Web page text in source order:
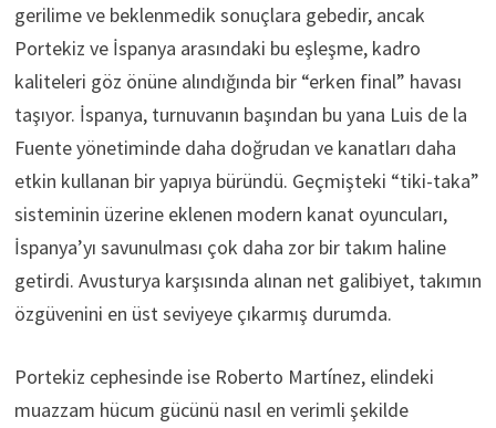
gerilime ve beklenmedik sonuçlara gebedir, ancak
Portekiz ve İspanya arasındaki bu eşleşme, kadro
kaliteleri göz önüne alındığında bir “erken final” havası
taşıyor. İspanya, turnuvanın başından bu yana Luis de la
Fuente yönetiminde daha doğrudan ve kanatları daha
etkin kullanan bir yapıya büründü. Geçmişteki “tiki-taka”
sisteminin üzerine eklenen modern kanat oyuncuları,
İspanya’yı savunulması çok daha zor bir takım haline
getirdi. Avusturya karşısında alınan net galibiyet, takımın
özgüvenini en üst seviyeye çıkarmış durumda.
Portekiz cephesinde ise Roberto Martínez, elindeki
muazzam hücum gücünü nasıl en verimli şekilde